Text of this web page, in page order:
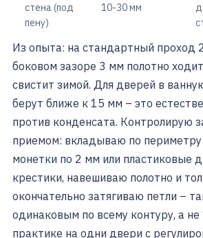
стена (под
пену)
10-30 мм
Из опыта: на стандартный проход
боковом зазоре 3 мм полотно
свистит зимой. Для дверей в
берут ближе к 15 мм – это
против конденсата. Контролирую
приемом: вкладываю по периметру
монетки по 2 мм или пластиковые
крестики, навешиваю полотно и
окончательно затягиваю петли –
одинаковым по всему контуру, а не
практике на одни двери с